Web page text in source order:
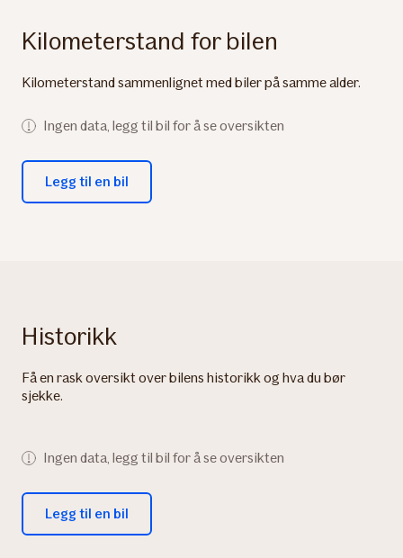
Kilometerstand for bilen
Kilometerstand sammenlignet med biler på samme alder.
Ingen data, legg til bil for å se oversikten
Legg til en bil
Historikk
Få en rask oversikt over bilens historikk og hva du bør
sjekke.
Ingen data, legg til bil for å se oversikten
Legg til en bil